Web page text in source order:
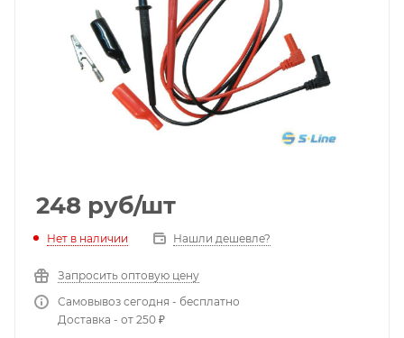
248 руб/шт
Нет в наличии Нашли дешевле?
Запросить оптовую цену
Самовывоз сегодня - бесплатно
Доставка - от 250 ₽